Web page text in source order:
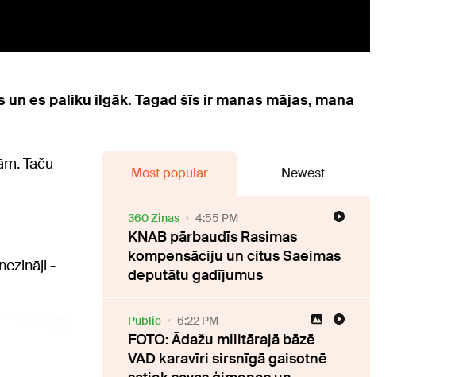
es paliku ilgāk. Tagad šīs ir manas mājas, mana
Taču
-
Most popular Newest
360 Ziņas 4:55 PM
KNAB pārbaudīs Rasimas
kompensāciju un citus Saeimas
deputātu gadījumus
Public 6:22 PM
FOTO: Ādažu militārajā bāzē
VAD karavīri sirsnīgā gaisotnē